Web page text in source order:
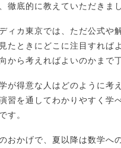
徹底的に教えていただきまし
ィカ東京では、ただ公式や
たときにどこに注目すれば
から考えればよいのかまで
が得意な人はどのように考
習を通してわかりやすく学
す。
おかげで、夏以降は数学へ